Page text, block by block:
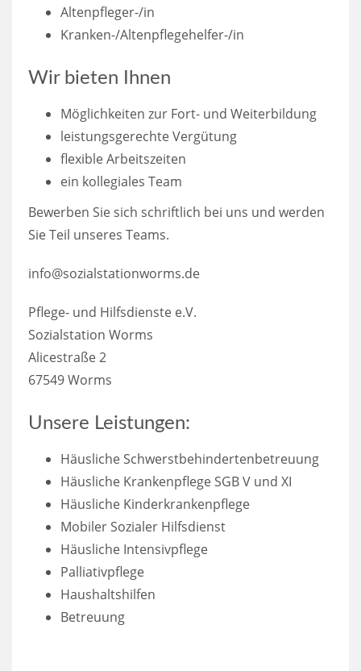
Altenpfleger-/in
Kranken-/Altenpflegehelfer-/in
Wir bieten Ihnen
Möglichkeiten zur Fort- und Weiterbildung
leistungsgerechte Vergütung
flexible Arbeitszeiten
ein kollegiales Team
Bewerben Sie sich schriftlich bei uns und werden
Sie Teil unseres Teams.
info@sozialstationworms.de
Pflege- und Hilfsdienste e.V.
Sozialstation Worms
Alicestraße 2
67549 Worms
Unsere Leistungen:
Häusliche Schwerstbehindertenbetreuung
Häusliche Krankenpflege SGB V und XI
Häusliche Kinderkrankenpflege
Mobiler Sozialer Hilfsdienst
Häusliche Intensivpflege
Palliativpflege
Haushaltshilfen
Betreuung